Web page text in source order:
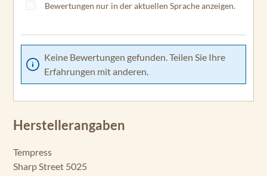
Bewertungen nur in der aktuellen Sprache anzeigen.
Keine Bewertungen gefunden. Teilen Sie Ihre
Erfahrungen mit anderen.
Herstellerangaben
Tempress
Sharp Street 5025